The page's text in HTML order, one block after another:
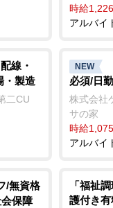
時給
アルバイ
線・
・製造
二CU
NEW
必須/日
株式会社
サの家
時給
アルバイ
/無資格
保障
「福祉
護付き